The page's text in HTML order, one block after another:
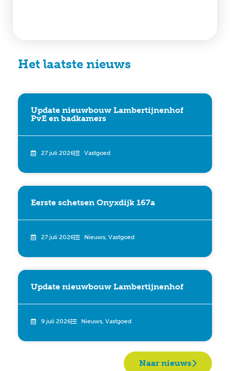
Het laatste nieuws
Update nieuwbouw Lambertijnenhof
PvE en badkamers
27 juli 2026 Vastgoed
Eerste schetsen Onyxdijk 167a
27 juli 2026 Nieuws, Vastgoed
Update nieuwbouw Lambertijnenhof
9 juli 2026 Nieuws, Vastgoed
Naar nieuws